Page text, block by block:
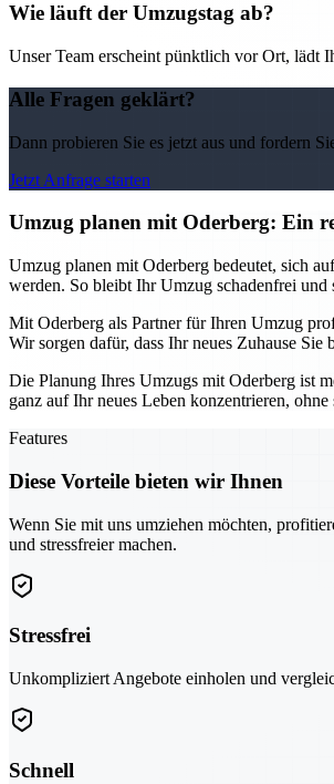
Wie läuft der Umzugstag ab?
Unser Team erscheint pünktlich vor Ort, lädt
Alle Fragen geklärt?
Dann probieren Sie es jetzt aus und fordern
Jetzt Anfrage starten
Umzug planen mit Oderberg: Ein
Umzug planen mit Oderberg bedeutet, sich
werden. So bleibt Ihr Umzug schadenfrei und
Mit Oderberg als Partner für Ihren Umzug
Wir sorgen dafür, dass Ihr neues Zuhause
Die Planung Ihres Umzugs mit Oderberg ist
ganz auf Ihr neues Leben konzentrieren,
Features
Diese Vorteile bieten wir Ihnen
Wenn Sie mit uns umziehen möchten,
und stressfreier machen.
Stressfrei
Unkompliziert Angebote einholen und
Schnell